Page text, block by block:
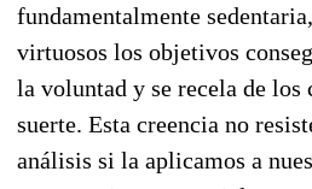
fundamentalmente
virtuosos los objetivos
la voluntad y se recela de los
suerte. Esta creencia no
análisis si la aplicamos a